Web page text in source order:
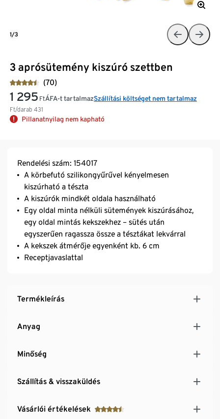
3 aprósütemény kiszúró szettben
(70)
1 295 Ft
Ft/darab 431
ÁFA-t tartalmazSzállítási költséget nem tartalmaz
Pillanatnyilag nem kapható
1/3
Rendelési szám: 154017
A körbefutó szilikongyűrűvel kényelmesen
kiszúrható a tészta
A kiszúrók mindkét oldala használható
Egy oldal minta nélküli sütemények kiszúrásához,
egy oldal mintás kekszekhez – sütés után
egyszerűen ragassza össze a tésztákat lekvárral
A kekszek átmérője egyenként kb. 6 cm
Receptjavaslattal
Termékleírás
Anyag
Minőség
Szállítás & visszaküldés
Vásárlói értékelések